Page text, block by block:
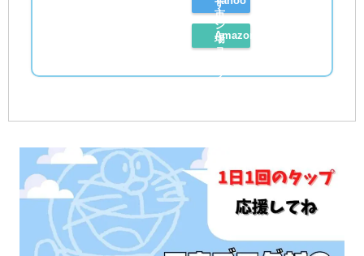
す
市
場
シ
ョ
ッ
ン
で
Amazon
読